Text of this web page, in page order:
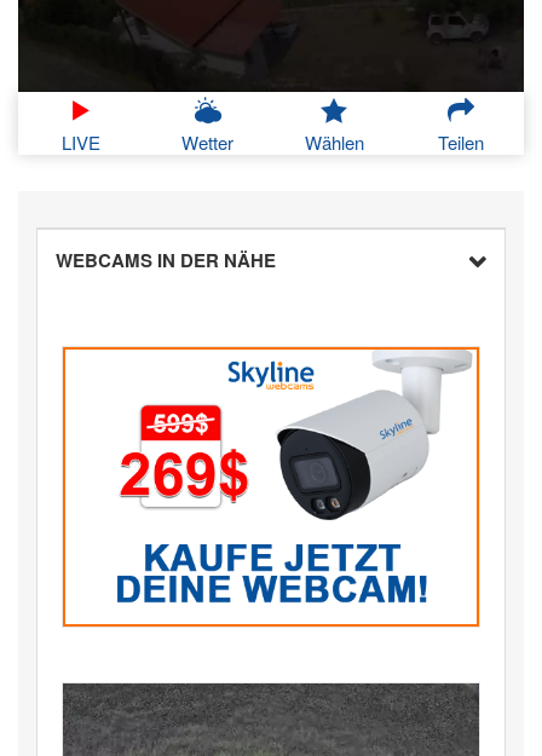
LIVE Wetter Wählen Teilen
WEBCAMS IN DER NÄHE